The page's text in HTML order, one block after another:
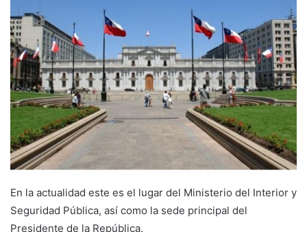
En la actualidad este es el lugar del Ministerio del Interior y
Seguridad Pública, así como la sede principal del
Presidente de la República.